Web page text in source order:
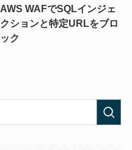
AWS WAFでSQLインジェ
クションと特定URLをブロ
ック